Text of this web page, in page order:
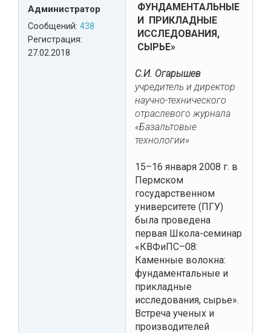
Администратор
Сообщений: 438
Регистрация:
27.02.2018
ФУНДАМЕНТАЛЬНЫЕ
И ПРИКЛАДНЫЕ
ИССЛЕДОВАНИЯ,
СЫРЬЕ»
С.И. Огарышев
учредитель и директор
научно-технического
отраслевого журнала
«Базальтовые
технологии»
15–16 января 2008 г. в
Пермском
государственном
университете (ПГУ)
была проведена
первая Школа-семинар
«КВФиПС–08:
Каменные волокна:
фундаментальные и
прикладные
исследования, сырье».
Встреча ученых и
производителей